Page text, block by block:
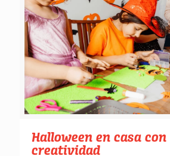
Halloween en casa con
creatividad